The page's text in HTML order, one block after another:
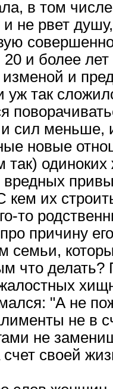
в том
и не рвет
и более
и
так
сил меньше,
новые
их
то
причину
семьи,
что
"А не
не в
не
своей